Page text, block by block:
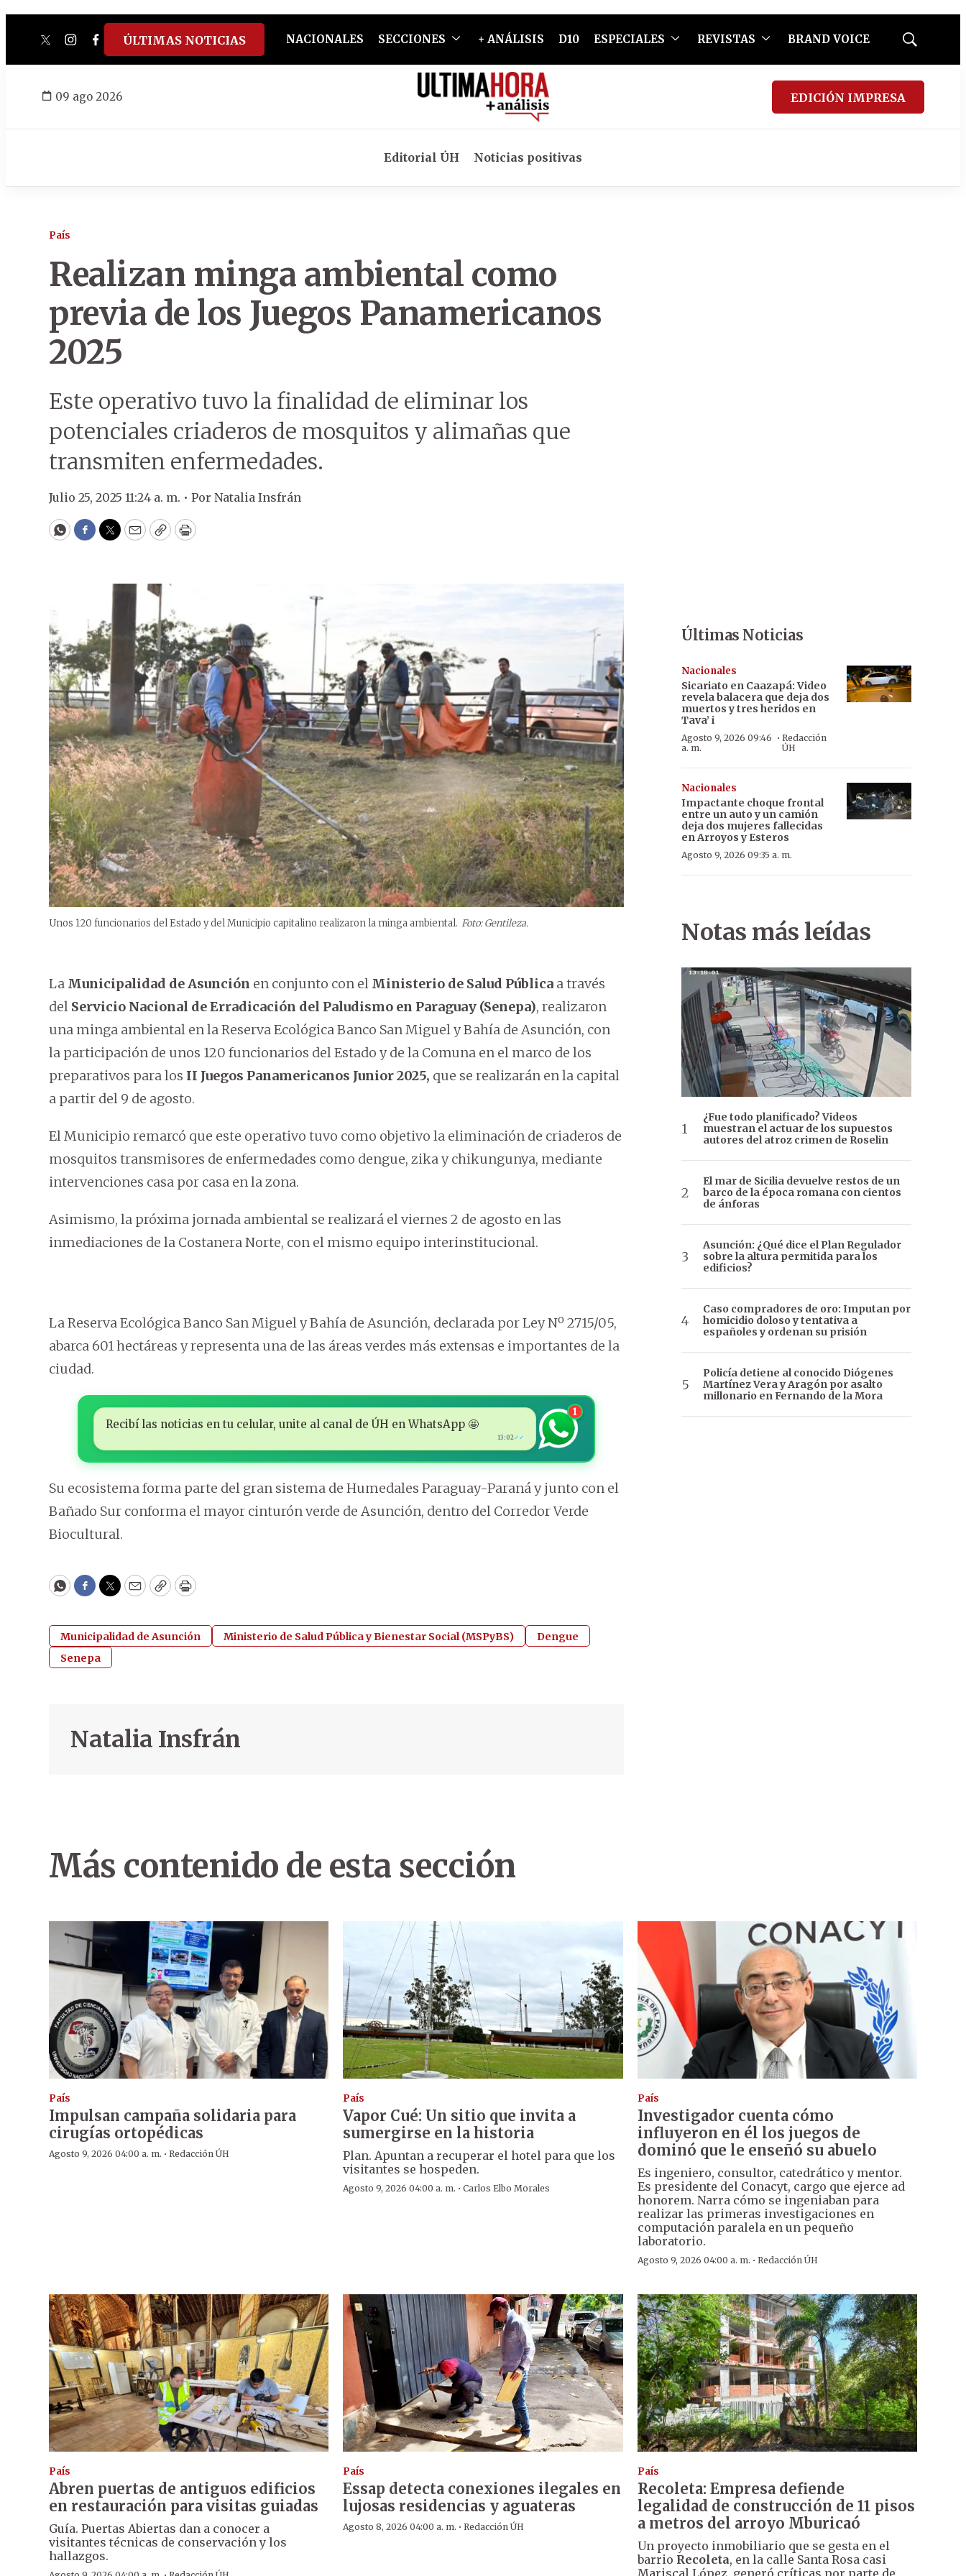
twitterinstagram
facebook
tiktokyoutube
spotify
ÚLTIMAS NOTICIAS NACIONALES SECCIONES + ANÁLISIS D10 ESPECIALES REVISTAS BRAND VOICE
Mostrar
09 ago 2026 EDICIÓN IMPRESA
Editorial ÚH Noticias positivas
País
Realizan minga ambiental como
previa de los Juegos Panamericanos
2025
Este operativo tuvo la finalidad de eliminar los
potenciales criaderos de mosquitos y alimañas que
transmiten enfermedades.
Julio 25, 2025 11:24 a. m. • Por Natalia Insfrán
WhatsApp
Facebook
Twitter
EmailCopyPrint
Unos 120 funcionarios del Estado y del Municipio capitalino realizaron la minga ambiental. Foto: Gentileza.
La Municipalidad de Asunción en conjunto con el Ministerio de Salud Pública a través
del Servicio Nacional de Erradicación del Paludismo en Paraguay (Senepa), realizaron
una minga ambiental en la Reserva Ecológica Banco San Miguel y Bahía de Asunción, con
la participación de unos 120 funcionarios del Estado y de la Comuna en el marco de los
preparativos para los II Juegos Panamericanos Junior 2025, que se realizarán en la capital
a partir del 9 de agosto.
El Municipio remarcó que este operativo tuvo como objetivo la eliminación de criaderos de
mosquitos transmisores de enfermedades como dengue, zika y chikungunya, mediante
intervenciones casa por casa en la zona.
Asimismo, la próxima jornada ambiental se realizará el viernes 2 de agosto en las
inmediaciones de la Costanera Norte, con el mismo equipo interinstitucional.
La Reserva Ecológica Banco San Miguel y Bahía de Asunción, declarada por Ley Nº 2715/05,
abarca 601 hectáreas y representa una de las áreas verdes más extensas e importantes de la
ciudad.
Recibí las noticias en tu celular, unite al canal de ÚH en WhatsApp 🤩
13:02✓✓
1
Su ecosistema forma parte del gran sistema de Humedales Paraguay-Paraná y junto con el
Bañado Sur conforma el mayor cinturón verde de Asunción, dentro del Corredor Verde
Biocultural.
WhatsApp
Facebook
Twitter
EmailCopyPrint
Municipalidad de Asunción Ministerio de Salud Pública y Bienestar Social (MSPyBS)
Dengue
Senepa
Natalia Insfrán
Últimas Noticias
Nacionales
Sicariato en Caazapá: Video
revela balacera que deja dos
muertos y tres heridos en
Tava’ i
Agosto 9, 2026 09:46
a. m.
·Redacción
ÚH
Nacionales
Impactante choque frontal
entre un auto y un camión
deja dos mujeres fallecidas
en Arroyos y Esteros
Agosto 9, 2026 09:35 a. m.
Notas más leídas
¿Fue todo planificado? Videos
muestran el actuar de los supuestos
autores del atroz crimen de Roselin
El mar de Sicilia devuelve restos de un
barco de la época romana con cientos
de ánforas
Asunción: ¿Qué dice el Plan Regulador
sobre la altura permitida para los
edificios?
Caso compradores de oro: Imputan por
homicidio doloso y tentativa a
españoles y ordenan su prisión
Policía detiene al conocido Diógenes
Martínez Vera y Aragón por asalto
millonario en Fernando de la Mora
Más contenido de esta sección
País
Impulsan campaña solidaria para
cirugías ortopédicas
Agosto 9, 2026 04:00 a. m. · Redacción ÚH
País
Vapor Cué: Un sitio que invita a
sumergirse en la historia
Plan. Apuntan a recuperar el hotel para que los
visitantes se hospeden.
Agosto 9, 2026 04:00 a. m. ·Carlos Elbo Morales
País
Investigador cuenta cómo
influyeron en él los juegos de
dominó que le enseñó su abuelo
Es ingeniero, consultor, catedrático y mentor.
Es presidente del Conacyt, cargo que ejerce ad
honorem. Narra cómo se ingeniaban para
realizar las primeras investigaciones en
computación paralela en un pequeño
laboratorio.
Agosto 9, 2026 04:00 a. m. · Redacción ÚH
País
Abren puertas de antiguos edificios
en restauración para visitas guiadas
Guía. Puertas Abiertas dan a conocer a
visitantes técnicas de conservación y los
hallazgos.
País
Essap detecta conexiones ilegales en
lujosas residencias y aguateras
Agosto 8, 2026 04:00 a. m. ·Redacción ÚH
País
Recoleta: Empresa defiende
legalidad de construcción de 11 pisos
a metros del arroyo Mburicaó
Un proyecto inmobiliario que se gesta en el
barrio Recoleta, en la calle Santa Rosa casi
Mariscal López, generó críticas por parte de